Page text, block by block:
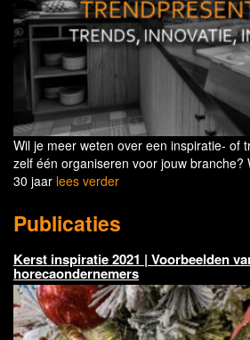
Wil je meer weten over een inspiratie- of
zelf één organiseren voor jouw branche?
30 jaar lees verder
Publicaties
Kerst inspiratie 2021 | Voorbeelden
horecaondernemers